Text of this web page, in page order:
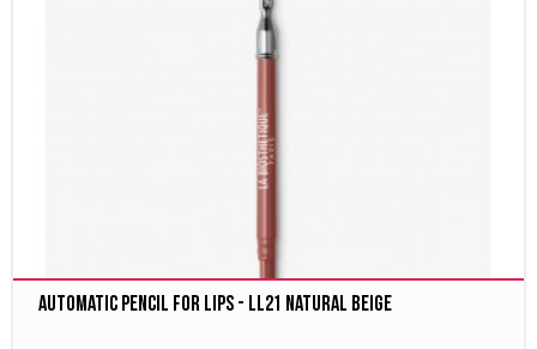
Automatic Pencil for Lips - LL21 NATURAL BEIGE